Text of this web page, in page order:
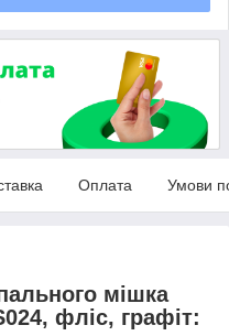
Оплата Умови
мішка
фліс, графіт: